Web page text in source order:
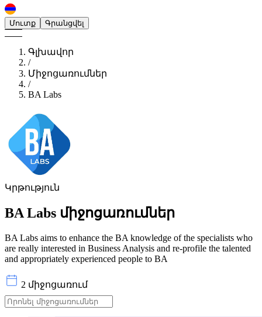
Մուտք Գրանցվել
Գլխավոր
/
Միջոցառումներ
/
BA Labs
Կրթություն
BA Labs միջոցառումներ
BA Labs aims to enhance the BA knowledge of the specialists who
are really interested in Business Analysis and re-profile the talented
and appropriately experienced people to BA
2 միջոցառում